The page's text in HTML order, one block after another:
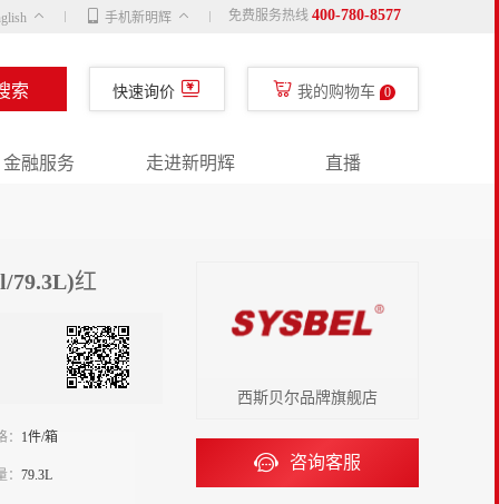
手机新明辉 免费服务热线 400-780-8577
索 快速询价 我的购物车 0
金融服务 走进新明辉 直播
79.3L)红
1件/箱
：79.3L
西斯贝尔品牌旗舰店
咨询客服